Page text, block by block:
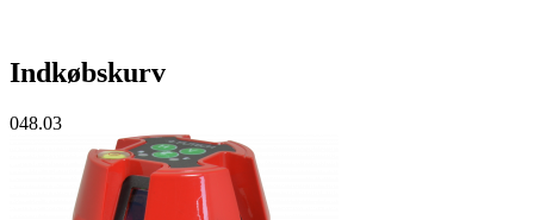
Indkøbskurv
048.03